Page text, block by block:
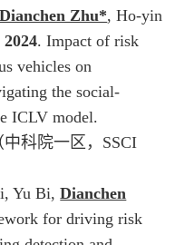
Dianchen Zhu*, Ho-yin
2024. Impact of risk
vehicles on
the social-
ICLV model.
中科院一区，SSCI
Yu Bi,Dianchen
for driving risk